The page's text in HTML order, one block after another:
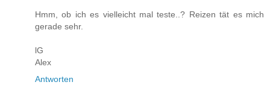
Hmm, ob ich es vielleicht mal teste..? Reizen tät es mich
gerade sehr.
lG
Alex
Antworten